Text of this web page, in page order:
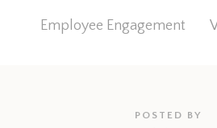
Employee Engagement
POSTED BY